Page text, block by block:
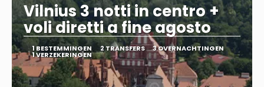
Vilnius 3 notti in centro +
voli diretti a fine agosto
1 BESTEMMINGEN 2 TRANSFERS 3 OVERNACHTINGEN
1 VERZEKERINGEN